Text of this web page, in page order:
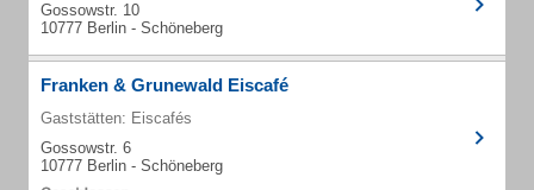
Gossowstr. 10
10777 Berlin - Schöneberg
Franken & Grunewald Eiscafé
Gaststätten: Eiscafés
Gossowstr. 6
10777 Berlin - Schöneberg